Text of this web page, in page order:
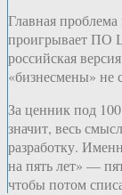
Главная
проигрывает ПО
российская
«бизнесмены» не
За ценник под
значит, весь
разработку.
на пять лет» —
чтобы потом